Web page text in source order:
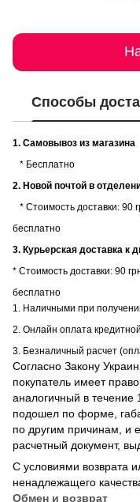
Способы
1. Самовывоз из магазина
* Бесплатно
2. Новой почтой в
* Стоимость доставки: 90
бесплатно
3. Курьерская доставка к
* Стоимость доставки: 90
бесплатно
1. Наличными при
2. Онлайн оплата
3. Безналичный расчет
Согласно Закону
покупатель имеет
аналогичный в течение
подошел по форме,
по другим причинам, и
расчетный документ,
С условиями возврата
ненадлежащего
Обмен и возврат